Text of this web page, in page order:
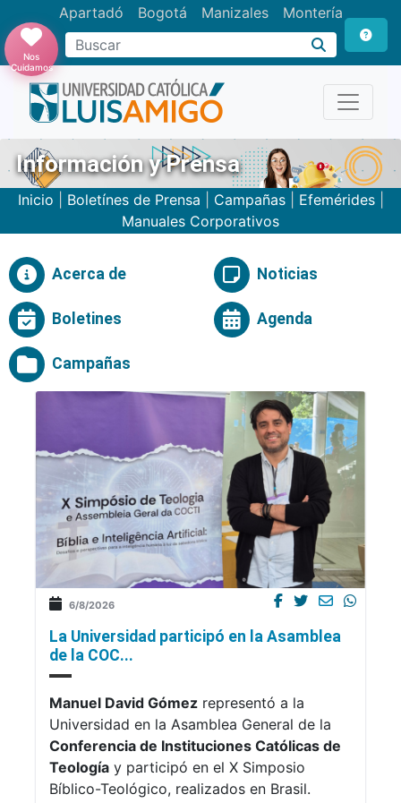
Apartadó Bogotá Manizales Montería
Buscar
Nos
Cuidamos
Información y Prensa
Inicio Boletínes de Prensa Campañas Efemérides
Manuales Corporativos
Acerca de Noticias
Boletines Agenda
Campañas
6/8/2026
La Universidad participó en la Asamblea
de la COC...
Manuel David Gómez representó a la
Universidad en la Asamblea General de la
Conferencia de Instituciones Católicas de
Teología y participó en el X Simposio
Bíblico-Teológico, realizados en Brasil.